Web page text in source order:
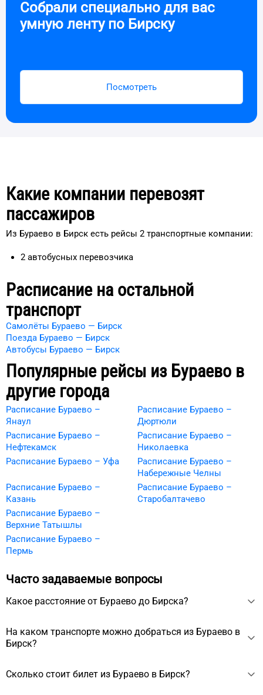
Собрали специально для вас
умную ленту по Бирску
Посмотреть
Какие компании перевозят
пассажиров
Из Бураево в Бирск есть рейсы 2 транспортные компании:
2 автобусных перевозчика
Расписание на остальной
транспорт
Самолёты Бураево — Бирск
Поезда Бураево — Бирск
Автобусы Бураево — Бирск
Популярные рейсы из Бураево в
другие города
Расписание Бураево –
Янаул
Расписание Бураево –
Нефтекамск
Расписание Бураево – Уфа
Расписание Бураево –
Дюртюли
Расписание Бураево –
Николаевка
Расписание Бураево –
Набережные Челны
Расписание Бураево –
Казань
Расписание Бураево –
Верхние Татышлы
Расписание Бураево –
Пермь
Расписание Бураево –
Старобалтачево
Часто задаваемые вопросы
Какое расстояние от Бураево до Бирска?
На каком транспорте можно добраться из Бураево в
Бирск?
примерно за 50 мин.
Сколько стоит билет из Бураево в Бирск?